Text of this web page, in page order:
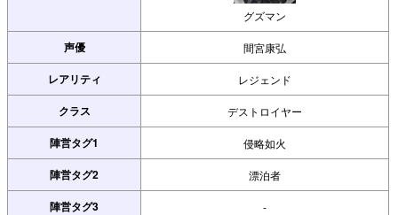
グズマン
声優 間宮康弘
レアリティ レジェンド
クラス デストロイヤー
陣営タグ1 侵略如火
陣営タグ2 漂泊者
陣営タグ3 -